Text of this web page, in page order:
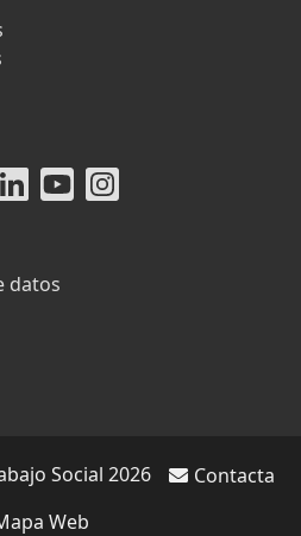
datos
Social 2026
Contacta
Web